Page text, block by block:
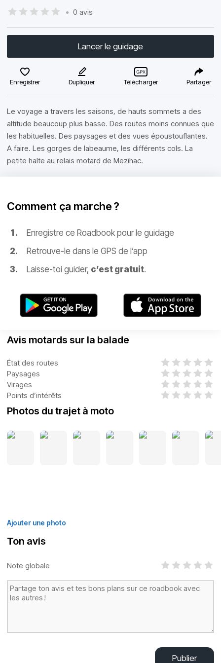
• 0 avis
Lancer le guidage
Enregistrer Dupliquer Télécharger Partager
Le voyage a travers les saisons, de hauts sommets a des
altitude beaucoup plus basse. Des routes moins connues que
les habituelles. Des paysages et des vues époustouflantes.
A faire. Les gorges de labeaume, les différents cols. La
petite halte au relais motard de Mezihac.
Comment ça marche ?
Enregistre ce Roadbook pour le guidage
Retrouve-le dans le GPS de l’app
Laisse-toi guider, c’est gratuit.
Avis motards sur la balade
État des routes
Paysages
Virages
Points d’intérêts
Photos du trajet à moto
Ajouter une photo
Ton avis
Note globale
Publier